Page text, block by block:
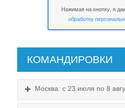
Нажимая на кнопку, я
обработку
КОМАНДИРОВКИ
Москва: с 23 июля по 8